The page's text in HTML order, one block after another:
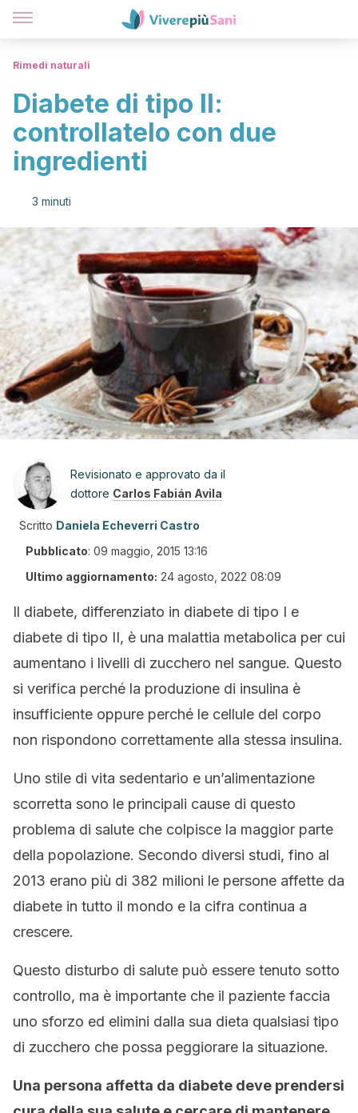
Rimedi naturali
Diabete di tipo II:
controllatelo con due
ingredienti
3 minuti
Revisionato e approvato da il
dottore Carlos Fabián Avila
Scritto Daniela Echeverri Castro
Pubblicato: 09 maggio, 2015 13:16
Ultimo aggiornamento: 24 agosto, 2022 08:09
Il diabete, differenziato in diabete di tipo I e
diabete di tipo II, è una malattia metabolica per cui
aumentano i livelli di zucchero nel sangue. Questo
si verifica perché la produzione di insulina è
insufficiente oppure perché le cellule del corpo
non rispondono correttamente alla stessa insulina.
Uno stile di vita sedentario e un’alimentazione
scorretta sono le principali cause di questo
problema di salute che colpisce la maggior parte
della popolazione. Secondo diversi studi, fino al
2013 erano più di 382 milioni le persone affette da
diabete in tutto il mondo e la cifra continua a
crescere.
Questo disturbo di salute può essere tenuto sotto
controllo, ma è importante che il paziente faccia
uno sforzo ed elimini dalla sua dieta qualsiasi tipo
di zucchero che possa peggiorare la situazione.
Una persona affetta da diabete deve prendersi